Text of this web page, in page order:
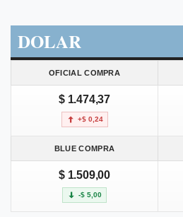
DOLAR
OFICIAL COMPRA
$ 1.474,37
+$ 0,24
BLUE COMPRA
$ 1.509,00
-$ 5,00